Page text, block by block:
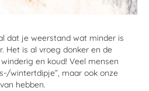
dat je weerstand wat minder is
Het is al vroeg donker en de
en koud! Veel mensen
wintertdipje”, maar ook onze
hebben.